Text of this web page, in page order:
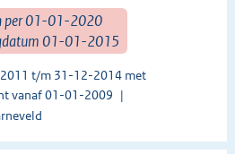
per 01-01-2020
01-01-2015
t/m 31-12-2014 met
vanaf 01-01-2009